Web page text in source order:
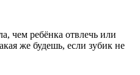
чем ребёнка отвлечь или
же будешь, если зубик не